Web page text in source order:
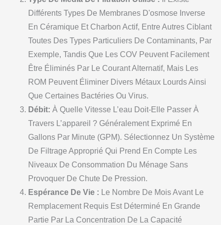
Différents Types De Membranes D'osmose Inverse
En Céramique Et Charbon Actif, Entre Autres Ciblant
Toutes Des Types Particuliers De Contaminants, Par
Exemple, Tandis Que Les COV Peuvent Facilement
Être Éliminés Par Le Courant Alternatif, Mais Les
ROM Peuvent Éliminer Divers Métaux Lourds Ainsi
Que Certaines Bactéries Ou Virus.
Débit: À Quelle Vitesse L’eau Doit-Elle Passer À
Travers L’appareil ? Généralement Exprimé En
Gallons Par Minute (GPM). Sélectionnez Un Système
De Filtrage Approprié Qui Prend En Compte Les
Niveaux De Consommation Du Ménage Sans
Provoquer De Chute De Pression.
Espérance De Vie : Le Nombre De Mois Avant Le
Remplacement Requis Est Déterminé En Grande
Partie Par La Concentration De La Capacité